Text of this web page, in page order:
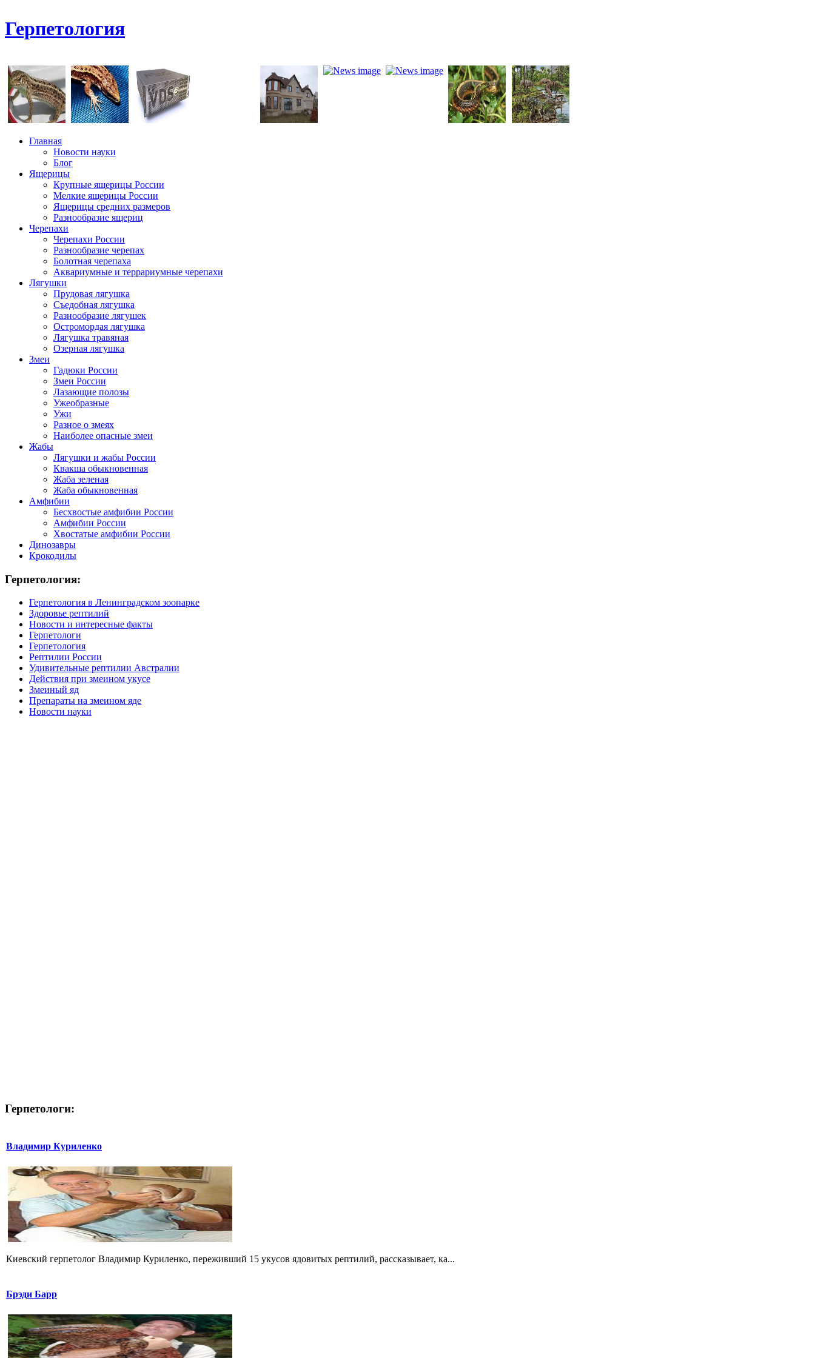
Герпетология
Главная
Новости науки
Блог
Ящерицы
Крупные ящерицы России
Мелкие ящерицы России
Ящерицы средних размеров
Разнообразие ящериц
Черепахи
Черепахи России
Разнообразие черепах
Болотная черепаха
Аквариумные и террариумные черепахи
Лягушки
Прудовая лягушка
Съедобная лягушка
Разнообразие лягушек
Остромордая лягушка
Лягушка травяная
Озерная лягушка
Змеи
Гадюки России
Змеи России
Лазающие полозы
Ужеобразные
Ужи
Разное о змеях
Наиболее опасные змеи
Жабы
Лягушки и жабы России
Квакша обыкновенная
Жаба зеленая
Жаба обыкновенная
Амфибии
Бесхвостые амфибии России
Амфибии России
Хвостатые амфибии России
Динозавры
Крокодилы
Герпетология:
Герпетология в Ленинградском зоопарке
Здоровье рептилий
Новости и интересные факты
Герпетологи
Герпетология
Рептилии России
Удивительные рептилии Австралии
Действия при змеином укусе
Змеиный яд
Препараты на змеином яде
Новости науки
Герпетологи:
Владимир Куриленко
Киевский герпетолог Владимир Куриленко, переживший 15 укусов ядовитых рептилий, рассказывает, ка...
Брэди Барр